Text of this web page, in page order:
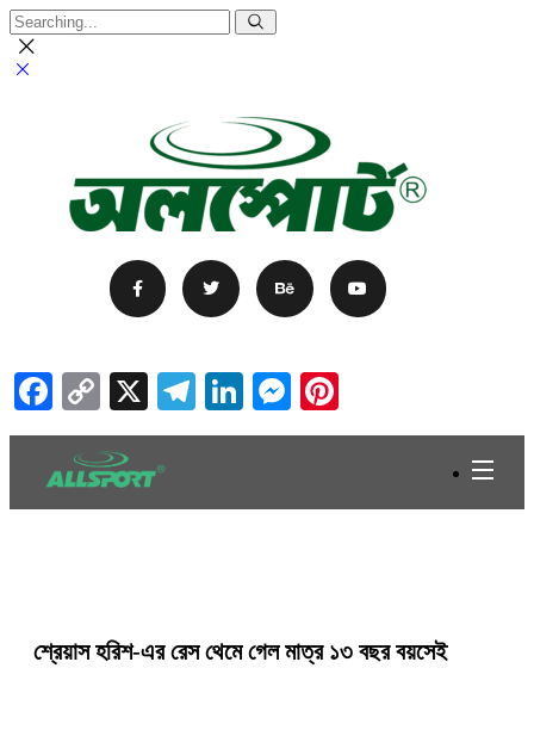
Facebook
Copy
Link
X Telegram
LinkedIn
Messenger
শ্রেয়াস হরিশ-এর রেস থেমে গেল মাত্র ১৩ বছর বয়সেই